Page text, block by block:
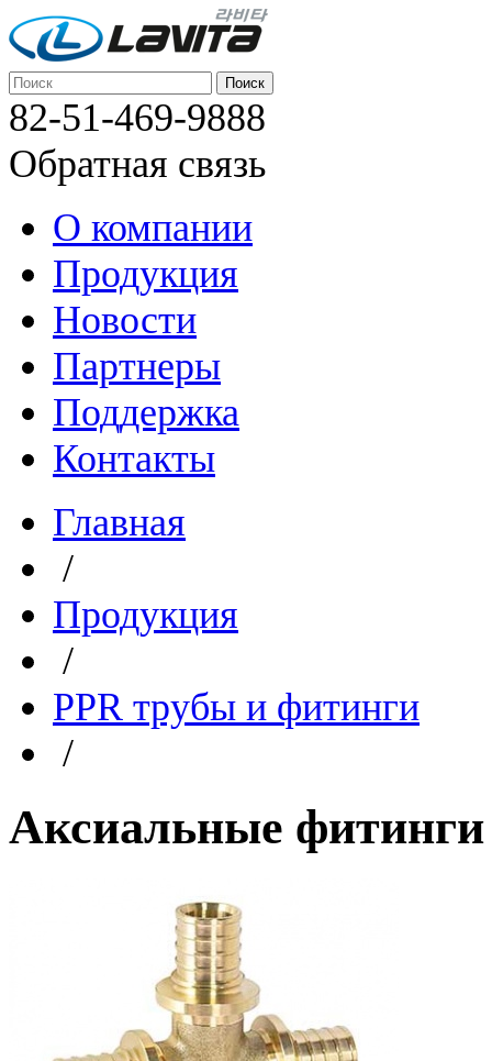
82-51-469-9888
Обратная связь
О компании
Продукция
Новости
Партнеры
Поддержка
Контакты
Главная
/
Продукция
/
PPR трубы и фитинги
/
Аксиальные фитинги